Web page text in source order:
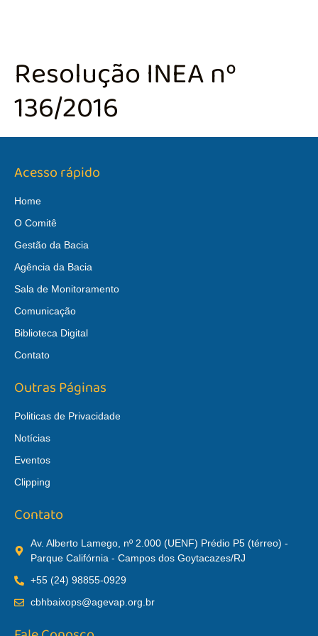
Resolução INEA nº
136/2016
Acesso rápido
Home
O Comitê
Gestão da Bacia
Agência da Bacia
Sala de Monitoramento
Comunicação
Biblioteca Digital
Contato
Outras Páginas
Politicas de Privacidade
Notícias
Eventos
Clipping
Contato
Av. Alberto Lamego, nº 2.000 (UENF) Prédio P5 (térreo) -
Parque Califórnia - Campos dos Goytacazes/RJ
+55 (24) 98855-0929
cbhbaixops@agevap.org.br